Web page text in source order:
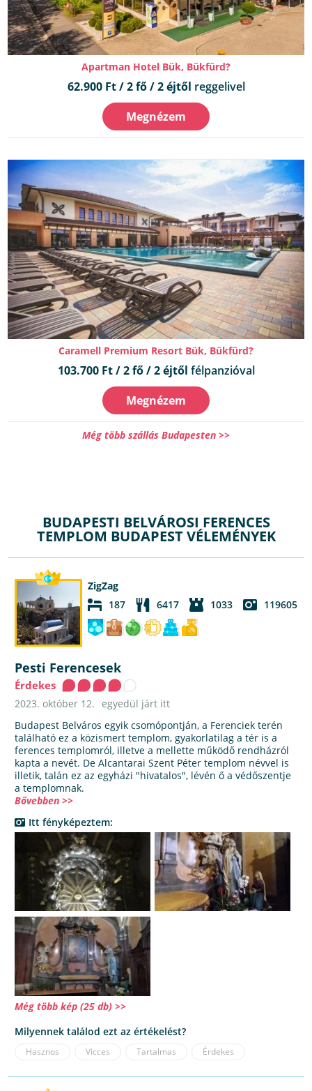
Apartman Hotel Bük, Bükfürd?
62.900 Ft / 2 fő / 2 éjtől reggelivel
Megnézem
Caramell Premium Resort Bük, Bükfürd?
103.700 Ft / 2 fő / 2 éjtől félpanzióval
Megnézem
Még több szállás Budapesten >>
BUDAPESTI BELVÁROSI FERENCES
TEMPLOM BUDAPEST VÉLEMÉNYEK
ZigZag
187
6417 1033 119605
Pesti Ferencesek
Érdekes
2023. október 12.
egyedül járt itt
Budapest Belváros egyik csomópontján, a Ferenciek terén
található ez a közismert templom, gyakorlatilag a tér is a
ferences templomról, illetve a mellette működő rendházról
kapta a nevét. De Alcantarai Szent Péter templom névvel is
illetik, talán ez az egyházi "hivatalos", lévén ő a védőszentje
a templomnak.
Bővebben >>
Itt fényképeztem:
Még több kép (25 db) >>
Milyennek találod ezt az értékelést?
Hasznos Vicces Tartalmas Érdekes